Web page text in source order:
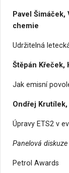
Pavel Šimáček,
chemie
Udržitelná
Štěpán Křeček,
Jak emisní
Ondřej
Úpravy ETS2 v
Panelová diskuze
Petrol Awards